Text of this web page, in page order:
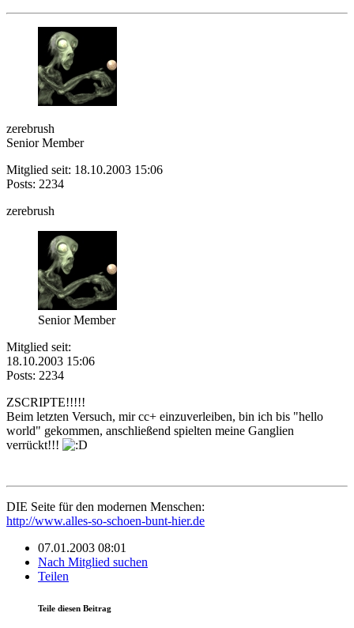
zerebrush
Senior Member
Mitglied seit: 18.10.2003 15:06
Posts: 2234
zerebrush
Senior Member
Mitglied seit:
18.10.2003 15:06
Posts: 2234
ZSCRIPTE!!!!!
Beim letzten Versuch, mir cc+ einzuverleiben, bin ich bis "hello
world" gekommen, anschließend spielten meine Ganglien
verrückt!!!
DIE Seite für den modernen Menschen:
http://www.alles-so-schoen-bunt-hier.de
07.01.2003 08:01
Nach Mitglied suchen
Teilen
Teile diesen Beitrag